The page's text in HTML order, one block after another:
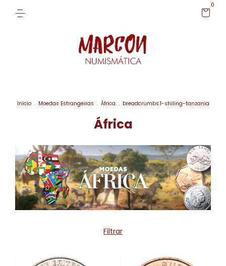
0
Início . Moedas Estrangeiras . África . breadcrumbs.1-shiling-tanzania
África
Filtrar